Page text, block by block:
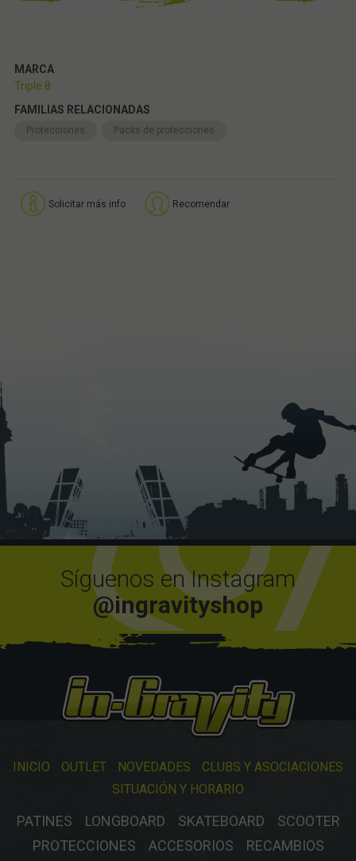
MARCA
Triple 8
FAMILIAS RELACIONADAS
Protecciones Packs de protecciones
Solicitar más info Recomendar
Síguenos en Instagram
@ingravityshop
INICIO OUTLET NOVEDADES
CLUBS Y ASOCIACIONES
SITUACIÓN Y HORARIO
PATINES LONGBOARD SKATEBOARD
SCOOTER
PROTECCIONES
ACCESORIOS
RECAMBIOS